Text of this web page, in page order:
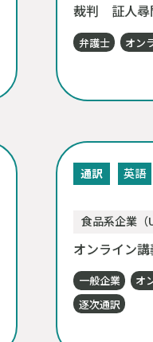
裁判 証人尋
弁護士 オン
通訳 英語
食品系企業（
オンライン
一般企業 オ
逐次通訳